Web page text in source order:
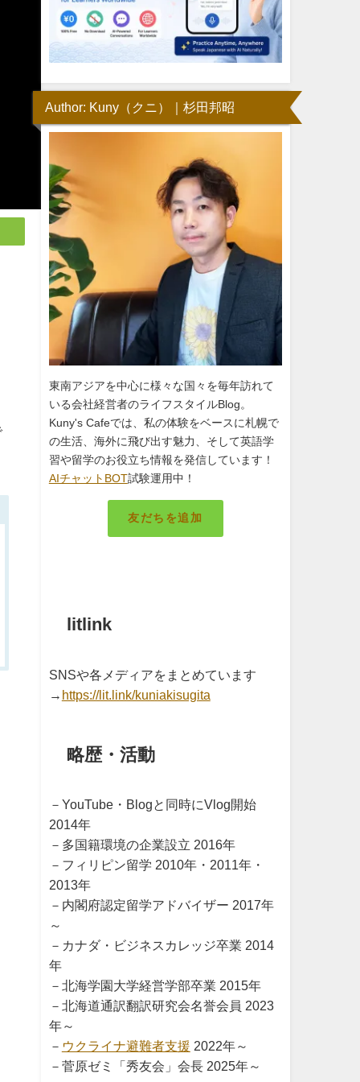
Author: Kuny（クニ）｜杉田邦昭
東南アジアを中心に様々な国々を毎年訪れて
いる会社経営者のライフスタイルBlog。
Kuny's Cafeでは、私の体験をベースに札幌で
の生活、海外に飛び出す魅力、そして英語学
習や留学のお役立ち情報を発信しています！
AIチャットBOT試験運用中！
友だちを追加
litlink
SNSや各メディアをまとめています
→ https://lit.link/kuniakisugita
略歴・活動
－YouTube・Blogと同時にVlog開始
2014年
－多国籍環境の企業設立 2016年
－フィリピン留学 2010年・2011年・
2013年
－内閣府認定留学アドバイザー 2017年
～
－カナダ・ビジネスカレッジ卒業 2014
年
－北海学園大学経営学部卒業 2015年
－北海道通訳翻訳研究会名誉会員 2023
年～
－ ウクライナ避難者支援 2022年～
－菅原ゼミ「秀友会」会長 2025年～